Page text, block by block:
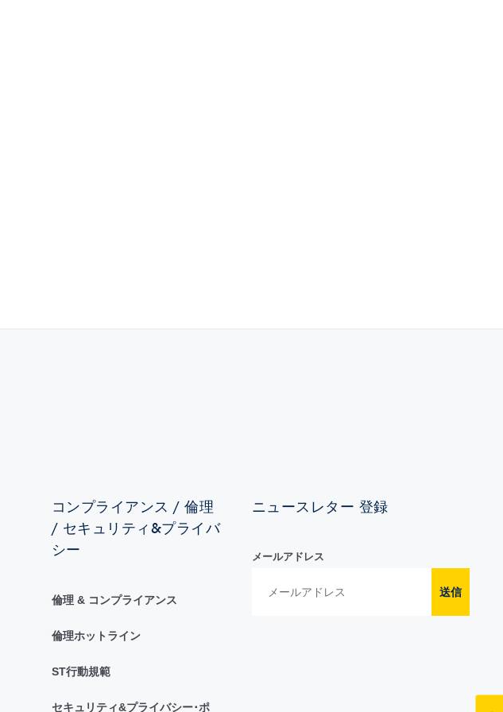
コンプライアンス / 倫理
/ セキュリティ&プライバ
シー
倫理 & コンプライアンス
倫理ホットライン
ST行動規範
セキュリティ&プライバシー･ポ
ニュースレター 登録
メールアドレス
送信